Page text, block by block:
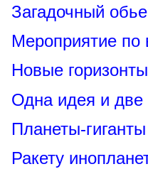
Загадочный
Мероприятие
Новые
Одна идея и две
Планеты-
Ракету